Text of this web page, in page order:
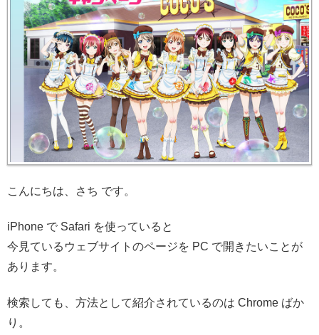
こんにちは、さち です。
iPhone で Safari を使っていると
今見ているウェブサイトのページを PC で開きたいことが
あります。
検索しても、方法として紹介されているのは Chrome ばか
り。